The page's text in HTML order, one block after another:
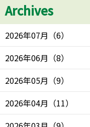
Archives
2026年07月 （6）
2026年06月 （8）
2026年05月 （9）
2026年04月 （11）